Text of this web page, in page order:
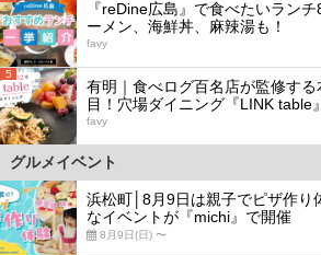
『reDine広島』で食べたいラン
ーメン、海鮮丼、麻辣湯も！
favy
5
有明｜食べログ百名店が監修す
目！穴場ダイニング『LINK table』
favy
グルメイベント
浜松町│8月9日は親子でピザ作
なイベントが『michi』で開催
8月9日(日) 〜